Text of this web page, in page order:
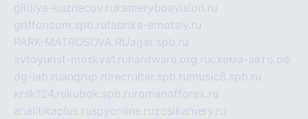
gildiya-kuznecov.rukameryboavision.ru
griffoncom.spb.rufabrika-emotsiy.ru
PARK-MATROSOVA.RUagat.spb.ru
avtoyurist-moskva1.ru hardware.org.ruсхема-авто.рф
dg-lab.ruangrup.ru recruiter.spb.ru music8.spb.ru
krsk124.rukubok.spb.ru romanofforex.ru
analitikaplus.ruspyonline.ruzosikamery.ru